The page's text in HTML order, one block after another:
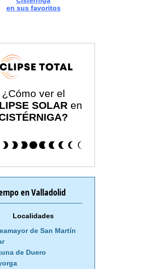
en sus favoritos
¿Cómo ver el
SOLAR en
en Valladolid
Localidades
de San Martín
de Duero